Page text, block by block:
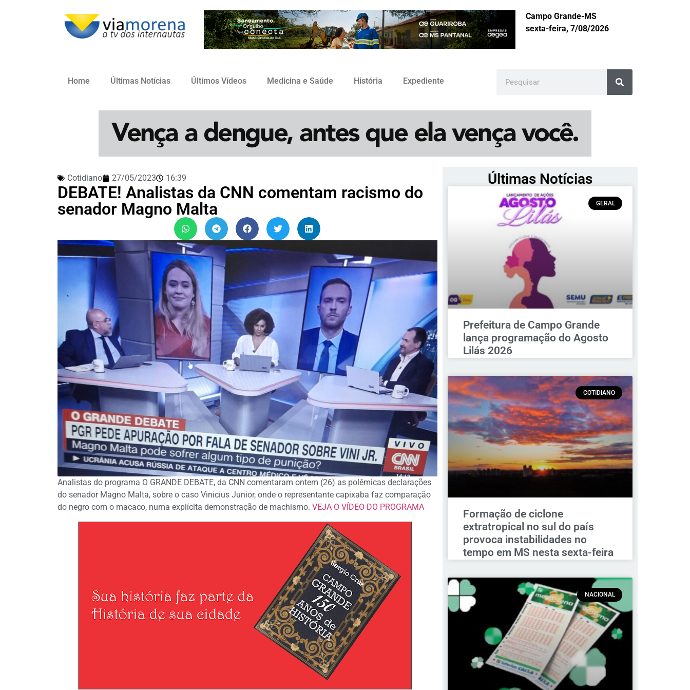
Campo Grande-MS
sexta-feira, 7/08/2026
Home Últimas Notícias Últimos Vídeos Medicina e Saúde História Expediente
Cotidiano 27/05/2023 16:39
DEBATE! Analistas da CNN comentam racismo do
senador Magno Malta
Analistas do programa O GRANDE DEBATE, da CNN comentaram ontem (26) as polêmicas declarações
do senador Magno Malta, sobre o caso Vinicius Junior, onde o representante capixaba faz comparação
do negro com o macaco, numa explícita demonstração de machismo. VEJA O VÍDEO DO PROGRAMA
Últimas Notícias
GERAL
Prefeitura de Campo Grande
lança programação do Agosto
Lilás 2026
COTIDIANO
Formação de ciclone
extratropical no sul do país
provoca instabilidades no
tempo em MS nesta sexta-feira
NACIONAL